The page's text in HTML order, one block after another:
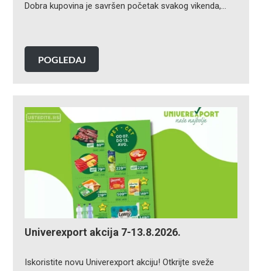
Dobra kupovina je savršen početak svakog vikenda,…
POGLEDAJ
Univerexport akcija 7-13.8.2026.
Iskoristite novu Univerexport akciju! Otkrijte sveže